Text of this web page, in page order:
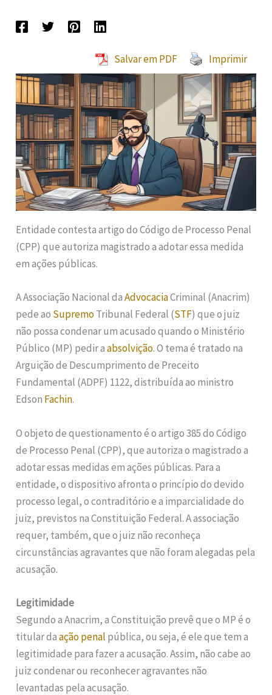
Salvar em PDF Imprimir
Entidade contesta artigo do Código de Processo Penal
(CPP) que autoriza magistrado a adotar essa medida
em ações públicas.
A Associação Nacional daAdvocaciaCriminal (Anacrim)
pede ao SupremoTribunal Federal (STF) que o juiz
não possa condenar um acusado quando o Ministério
Público (MP) pedir aabsolvição. O tema é tratado na
Arguição de Descumprimento de Preceito
Fundamental (ADPF) 1122, distribuída ao ministro
Edson Fachin.
O objeto de questionamento é o artigo 385 do Código
de Processo Penal (CPP), que autoriza o magistrado a
adotar essas medidas em ações públicas. Para a
entidade, o dispositivo afronta o princípio do devido
processo legal, o contraditório e a imparcialidade do
juiz, previstos na Constituição Federal. A associação
requer, também, que o juiz não reconheça
circunstâncias agravantes que não foram alegadas pela
acusação.
Legitimidade
Segundo a Anacrim, a Constituição prevê que o MP é o
titular daação penal pública, ou seja, é ele que tem a
legitimidade para fazer a acusação. Assim, não cabe ao
juiz condenar ou reconhecer agravantes não
levantadas pela acusação.